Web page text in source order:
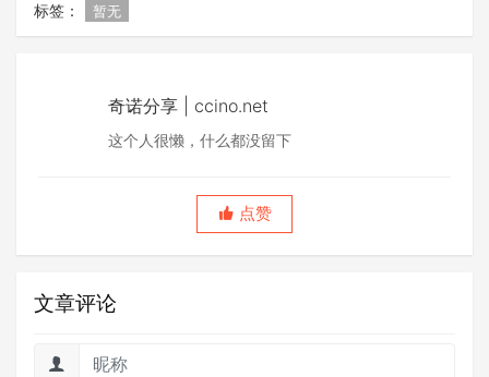
标签： 暂无
奇诺分享 | ccino.net
这个人很懒，什么都没留下
点赞
文章评论